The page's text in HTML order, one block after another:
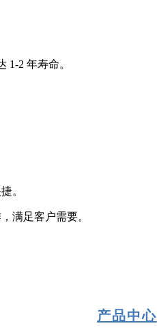
1-2 年寿命。
。
满足客户需要。
产品中心